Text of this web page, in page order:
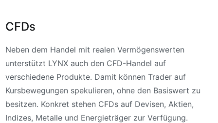
CFDs
Neben dem Handel mit realen Vermögenswerten
unterstützt LYNX auch den CFD-Handel auf
verschiedene Produkte. Damit können Trader auf
Kursbewegungen spekulieren, ohne den Basiswert zu
besitzen. Konkret stehen CFDs auf Devisen, Aktien,
Indizes, Metalle und Energieträger zur Verfügung.